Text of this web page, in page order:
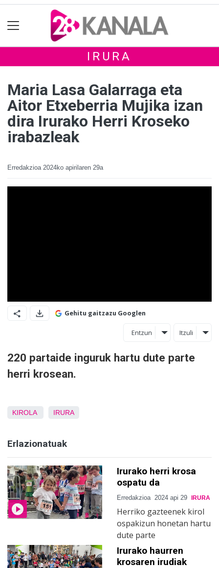
IRURA
Maria Lasa Galarraga eta
Aitor Etxeberria Mujika izan
dira Irurako Herri Kroseko
irabazleak
Erredakzioa 2024ko apirilaren 29a
Gehitu gaitzazu Googlen
Entzun Itzuli
220 partaide inguruk hartu dute parte
herri krosean.
KIROLA IRURA
Erlazionatuak
Irurako herri krosa
ospatu da
Erredakzioa 2024 api 29 IRURA
Herriko gazteenek kirol
ospakizun honetan hartu
dute parte
Irurako haurren
krosaren irudiak